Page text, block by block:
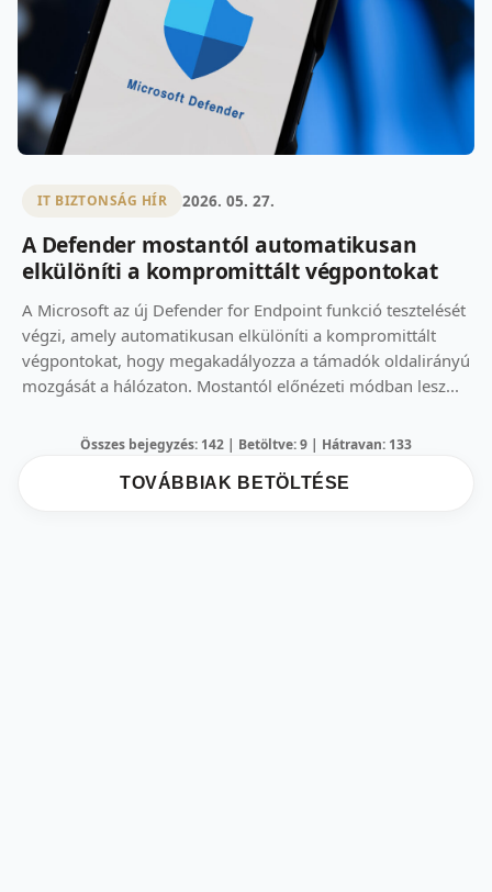
IT BIZTONSÁG HÍR 2026. 05. 27.
A Defender mostantól automatikusan
elkülöníti a kompromittált végpontokat
A Microsoft az új Defender for Endpoint funkció tesztelését
végzi, amely automatikusan elkülöníti a kompromittált
végpontokat, hogy megakadályozza a támadók oldalirányú
mozgását a hálózaton. Mostantól előnézeti módban lesz...
Összes bejegyzés: 142 | Betöltve: 9 | Hátravan: 133
TOVÁBBIAK BETÖLTÉSE